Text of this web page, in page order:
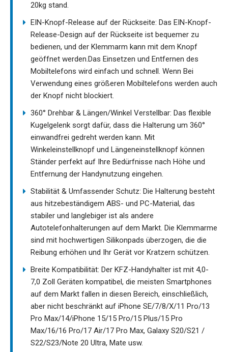
20kg stand.
EIN-Knopf-Release auf der Rückseite: Das EIN-Knopf-
Release-Design auf der Rückseite ist bequemer zu
bedienen, und der Klemmarm kann mit dem Knopf
geöffnet werden.Das Einsetzen und Entfernen des
Mobiltelefons wird einfach und schnell. Wenn Bei
Verwendung eines größeren Mobiltelefons werden auch
der Knopf nicht blockiert.
360° Drehbar & Längen/Winkel Verstellbar: Das flexible
Kugelgelenk sorgt dafür, dass die Halterung um 360°
einwandfrei gedreht werden kann. Mit
Winkeleinstellknopf und Längeneinstellknopf können
Ständer perfekt auf Ihre Bedürfnisse nach Höhe und
Entfernung der Handynutzung eingehen.
Stabilität & Umfassender Schutz: Die Halterung besteht
aus hitzebeständigem ABS- und PC-Material, das
stabiler und langlebiger ist als andere
Autotelefonhalterungen auf dem Markt. Die Klemmarme
sind mit hochwertigen Silikonpads überzogen, die die
Reibung erhöhen und Ihr Gerät vor Kratzern schützen.
Breite Kompatibilität: Der KFZ-Handyhalter ist mit 4,0-
7,0 Zoll Geräten kompatibel, die meisten Smartphones
auf dem Markt fallen in diesen Bereich, einschließlich,
aber nicht beschränkt auf iPhone SE/7/8/X/11 Pro/13
Pro Max/14/iPhone 15/15 Pro/15 Plus/15 Pro
Max/16/16 Pro/17 Air/17 Pro Max, Galaxy S20/S21 /
S22/S23/Note 20 Ultra, Mate usw.